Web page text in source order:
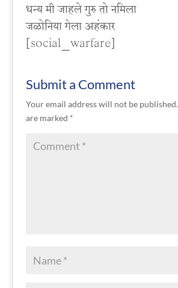
धन्य मी जाहले गुरु तो नमिला
जळोनिया गेला अहंकार
[social_warfare]
Submit a Comment
Your email address will not be published.
are marked *